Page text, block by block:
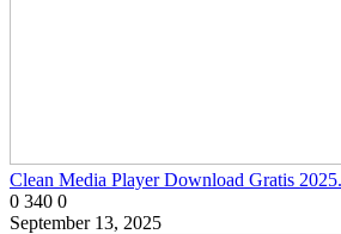
Clean Media Player Download Gratis
0 340 0
September 13, 2025